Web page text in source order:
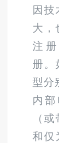
因技
大，
注
册。
型分
内部
（
和仅